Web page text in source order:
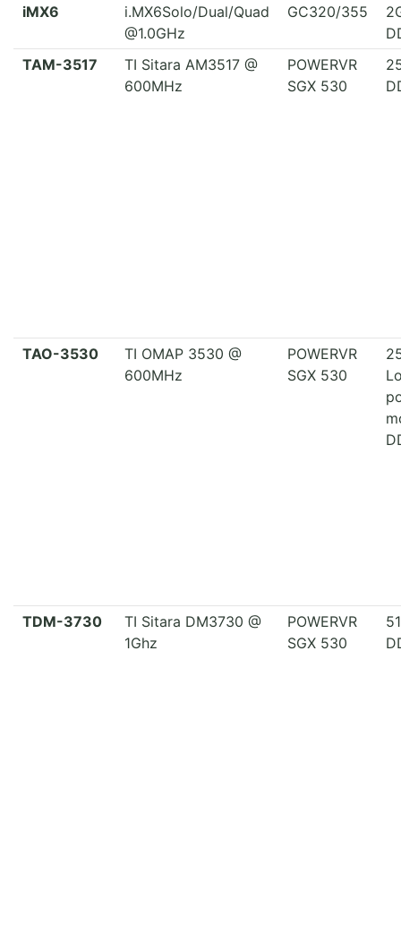
iMX6
i.MX6Solo/Dual/Quad
@1.0GHz
GC320/355
TAM-3517
TI Sitara AM3517 @
600MHz
POWERVR
SGX 530
TAO-3530
TI OMAP 3530 @
600MHz
POWERVR
SGX 530
TDM-3730
TI Sitara DM3730 @
1Ghz
POWERVR
SGX 530